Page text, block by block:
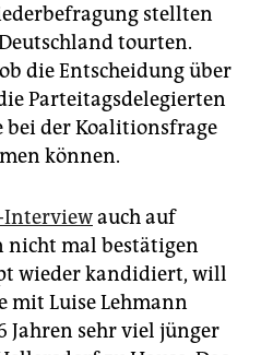
stellten
tourten.
die Entscheidung über
Parteitagsdelegierten
bei der Koalitionsfrage
können.
Interviewauch auf
nicht mal bestätigen
wieder kandidiert, will
mit Luise Lehmann
Jahren sehr viel jünger